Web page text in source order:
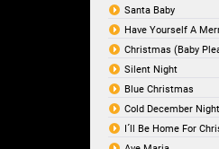
Santa Baby
Have Yourself A
Christmas (Baby
Silent Night
Blue Christmas
Cold December Night
I´ll Be Home For